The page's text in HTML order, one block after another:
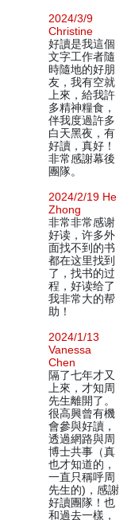
2024/3/9
Christine
好讀是我這個
文字工作者隨
時隨地的好朋
友，我有空就
上來，給我許
多精神糧食，
伴我度過許多
白天黑夜，有
好讀，真好！
非常感謝幕後
團隊。
2024/2/19 He
Zhong
非常非常感谢
好读，许多外
面找不到的书
都在这里找到
了，找书的过
程，好读给了
我非常大的帮
助！
2024/1/13
Vanessa
Chen
隔了七年才又
上來，才知周
先生離開了。
很高興曾有機
會參與好讀，
透過網路與周
博士共事（真
也才知道的，
一直只稱呼周
先生的)，感謝
好讀團隊！也
和過去一樣，